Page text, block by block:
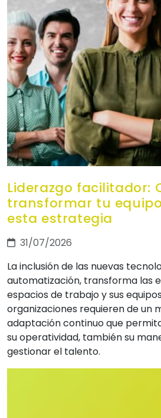
Liderazgo facilitador:
transformar tu
esta estrategia
31/07/2026
La inclusión de las nuevas
automatización, transforma las
espacios de trabajo y sus
organizaciones requieren de un
adaptación continuo que
su operatividad, también su
gestionar el talento.